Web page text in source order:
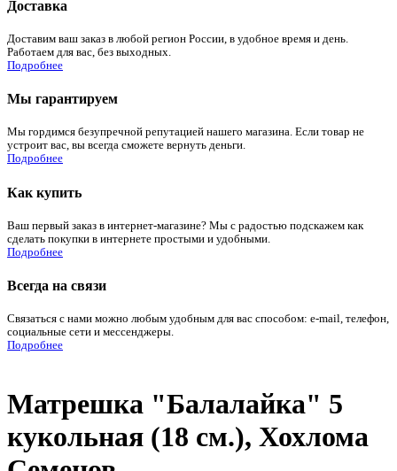
Доставка
Доставим ваш заказ в любой регион России, в удобное время и день.
Работаем для вас, без выходных.
Подробнее
Мы гарантируем
Мы гордимся безупречной репутацией нашего магазина. Если товар не
устроит вас, вы всегда сможете вернуть деньги.
Подробнее
Как купить
Ваш первый заказ в интернет-магазине? Мы с радостью подскажем как
сделать покупки в интернете простыми и удобными.
Подробнее
Всегда на связи
Связаться с нами можно любым удобным для вас способом: e-mail, телефон,
социальные сети и мессенджеры.
Подробнее
Матрешка "Балалайка" 5
кукольная (18 см.), Хохлома